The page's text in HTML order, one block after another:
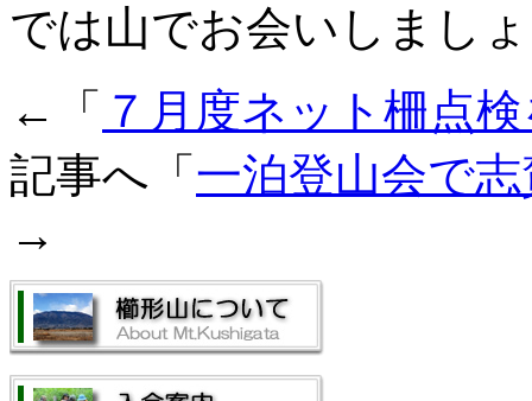
では山でお会いしまし
←「 ７月度ネット柵点
記事へ「 一泊登山会で
→